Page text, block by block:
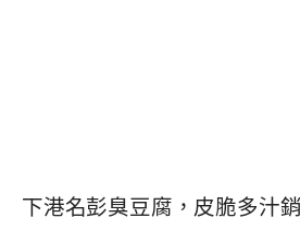
下港名彭臭豆腐，皮脆多汁